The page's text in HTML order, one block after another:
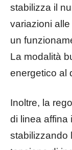
stabilizza il
variazioni
un
La modalità
energetico al
Inoltre, la
di linea affina
stabilizzando